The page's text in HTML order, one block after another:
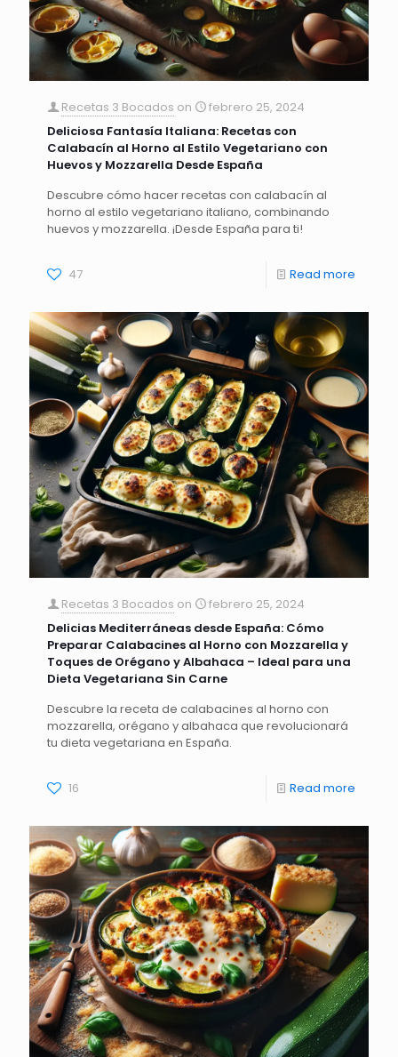
Recetas 3 Bocados on
febrero 25, 2024
Deliciosa Fantasía Italiana: Recetas con
Calabacín al Horno al Estilo Vegetariano con
Huevos y Mozzarella Desde España
Descubre cómo hacer recetas con calabacín al
horno al estilo vegetariano italiano, combinando
huevos y mozzarella. ¡Desde España para ti!
47 Read more
Recetas 3 Bocados on
febrero 25, 2024
Delicias Mediterráneas desde España: Cómo
Preparar Calabacines al Horno con Mozzarella y
Toques de Orégano y Albahaca – Ideal para una
Dieta Vegetariana Sin Carne
Descubre la receta de calabacines al horno con
mozzarella, orégano y albahaca que revolucionará
tu dieta vegetariana en España.
16 Read more